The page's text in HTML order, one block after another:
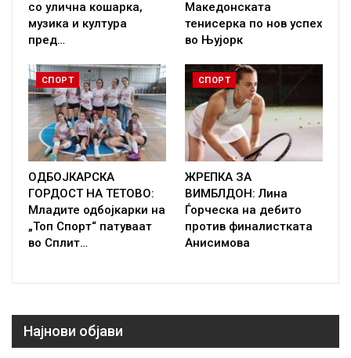
со улична кошарка,
музика и култура
пред…
Македонската
тенисерка по нов успех
во Њујорк
СПОРТ
ОДБОЈКАРСКА
ГОРДОСТ НА ТЕТОВО:
Младите одбојкарки на
„Топ Спорт“ патуваат
во Сплит…
СПОРТ
ЖРЕПКА ЗА
ВИМБЛДОН: Лина
Ѓорческа на дебито
против финалистката
Анисимова
Најнови објави